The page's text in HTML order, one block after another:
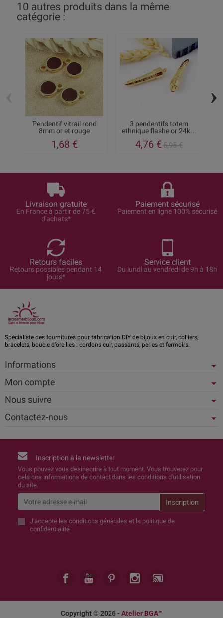
10 autres produits dans la même
catégorie :
Pendentif vitrail rond
8mm or et rouge
1,68 €
3 pendentifs totem
ethnique flashe or 24k...
4,76 €5,95 €
›
Livraison gratuite
En France à partir de 75 €
d'achats*
Paiement sécurisé
Paiement en ligne 100% sécurisé
Retours faciles
Retours possibles pendant 14
jours*
Service client
Du lundi au vendredi de 9h à 18h
Spécialiste des fournitures pour fabrication DIY de bijoux en cuir, colliers,
bracelets, boucle d'oreilles : cordons cuir, passants, perles et fermoirs.
Informations
Mon compte
Nous suivre
Contactez-nous
Inscription à la newsletter
Vous pouvez vous désinscrire à tout moment. Vous trouverez pour
cela nos informations de contact dans les conditions d'utilisation
du site.
J'accepte les conditions générales et la politique de
confidentialité
Copyright © 2026 -Atelier BGA™